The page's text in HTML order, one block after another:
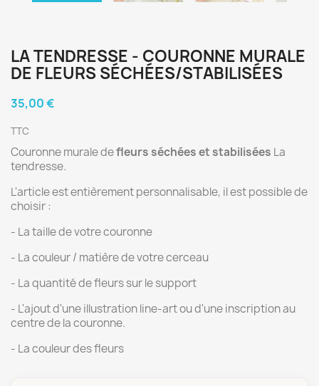
LA TENDRESSE - COURONNE MURALE
DE FLEURS SÉCHÉES/STABILISÉES
35,00 €
TTC
Couronne murale defleurs séchées et stabilisées La
tendresse.
L'article est entièrement personnalisable, il est possible de
choisir :
- La taille de votre couronne
- La couleur / matière de votre cerceau
- La quantité de fleurs sur le support
- L'ajout d'une illustration line-art ou d'une inscription au
centre de la couronne.
- La couleur des fleurs